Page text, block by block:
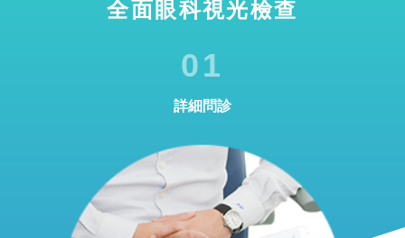
全面眼科視光檢查
01
詳細問診